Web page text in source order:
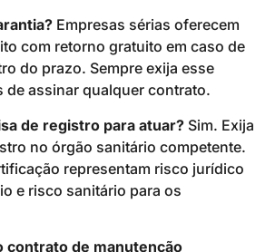
Empresas sérias oferecem
com retorno gratuito em caso de
do prazo. Sempre exija esse
de assinar qualquer contrato.
de registro para atuar? Sim. Exija
no órgão sanitário competente.
representam risco jurídico
e risco sanitário para os
contrato de manutenção